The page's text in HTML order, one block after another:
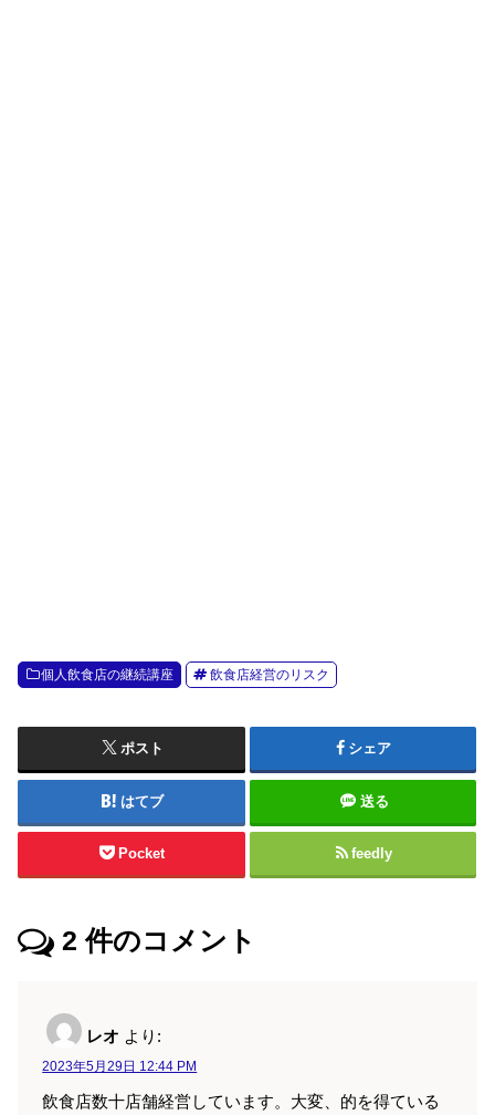
個人飲食店の継続講座 飲食店経営のリスク
ポスト シェア
はてブ 送る
Pocket feedly
2 件のコメント
レオ より:
2023年5月29日 12:44 PM
飲食店数十店舗経営しています。大変、的を得ている